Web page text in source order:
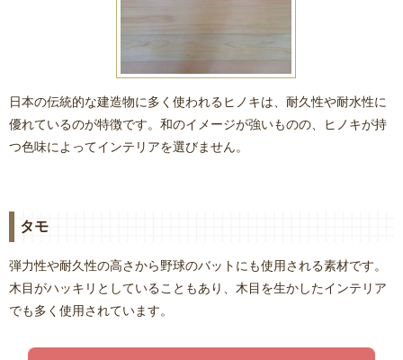
日本の伝統的な建造物に多く使われるヒノキは、耐久性や耐水性に
優れているのが特徴です。和のイメージが強いものの、ヒノキが持
つ色味によってインテリアを選びません。
タモ
弾力性や耐久性の高さから野球のバットにも使用される素材です。
木目がハッキリとしていることもあり、木目を生かしたインテリア
でも多く使用されています。